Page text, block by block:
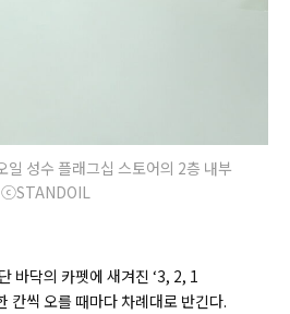
일 성수 플래그십 스토어의 2층 내부
ⓒSTANDOIL
바닥의 카펫에 새겨진 ‘3, 2, 1
칸씩 오를 때마다 차례대로 반긴다.